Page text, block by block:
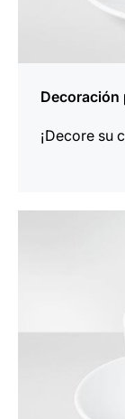
Decoración
¡Decore su